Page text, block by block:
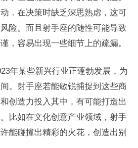
，在决策时缺乏深思熟虑，这可
险。而且射手座的随性可能导致
，容易出现一些细节上的疏漏。
年某些新兴行业正蓬勃发展，为
。射手座若能敏锐捕捉到这些商
创造力投入其中，有可能打造出
比如在文化创意产业领域，射手
能碰撞出精彩的火花，创造出别